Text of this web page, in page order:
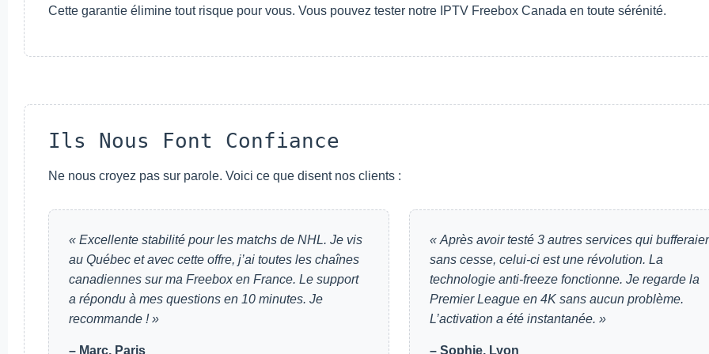
Cette garantie élimine tout risque pour vous. Vous pouvez tester notre IPTV Freebox Canada en toute sérénité.
Ils Nous Font Confiance
Ne nous croyez pas sur parole. Voici ce que disent nos clients :
« Excellente stabilité pour les matchs de NHL. Je vis
au Québec et avec cette offre, j’ai toutes les chaînes
canadiennes sur ma Freebox en France. Le support
a répondu à mes questions en 10 minutes. Je
recommande ! »
– Marc, Paris
« Après avoir testé 3 autres services qui
sans cesse, celui-ci est une révolution. La
technologie anti-freeze fonctionne. Je regarde la
Premier League en 4K sans aucun problème.
L’activation a été instantanée. »
– Sophie, Lyon